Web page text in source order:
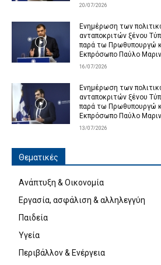
20/07/2026
Ενημέρωση των
ανταποκριτών ξένου
παρά τω Πρωθυπουργώ
Εκπρόσωπο Παύλο
16/07/2026
Ενημέρωση των
ανταποκριτών ξένου
παρά τω Πρωθυπουργώ
Εκπρόσωπο Παύλο
13/07/2026
Θεματικές
Ανάπτυξη & Οικονομία
Εργασία, ασφάλιση & αλληλεγγύη
Παιδεία
Υγεία
Περιβάλλον & Ενέργεια